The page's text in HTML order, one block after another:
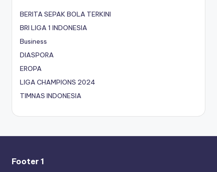
BERITA SEPAK BOLA TERKINI
BRI LIGA 1 INDONESIA
Business
DIASPORA
EROPA
LIGA CHAMPIONS 2024
TIMNAS INDONESIA
Footer 1